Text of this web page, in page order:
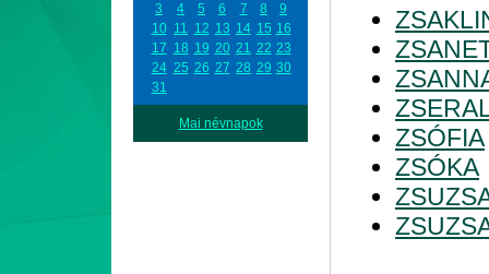
3
4 5 6 7 8
9
10 11 12 13 14 15 16
17 18 19 20 21 22 23
24 25 26 27 28 29 30
31
Mai névnapok
ZSÓFIA
ZSÓKA